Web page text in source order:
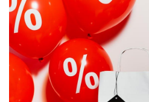
sfaturi și recomandări utile pentru